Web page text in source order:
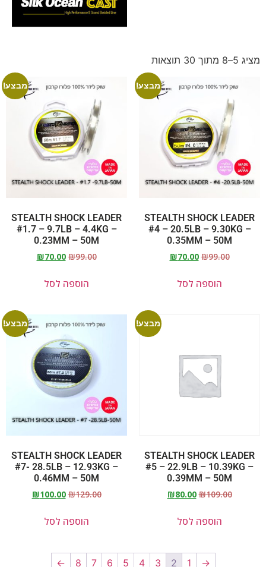
מציג 5–8 מתוך 30 תוצאות
מבצע!
STEALTH SHOCK LEADER
#4 – 20.5LB – 9.30KG –
0.35MM – 50M
₪99.00
₪70.00
הוספה לסל
מבצע!
STEALTH SHOCK LEADER
#1.7 – 9.7LB – 4.4KG –
0.23MM – 50M
₪99.00
₪70.00
הוספה לסל
מבצע!
STEALTH SHOCK LEADER
#5 – 22.9LB – 10.39KG –
0.39MM – 50M
₪109.00
₪80.00
הוספה לסל
מבצע!
STEALTH SHOCK LEADER
#7- 28.5LB – 12.93KG –
0.46MM – 50M
₪129.00
₪100.00
הוספה לסל
→
1
2
3
4
5
6
7
8
←